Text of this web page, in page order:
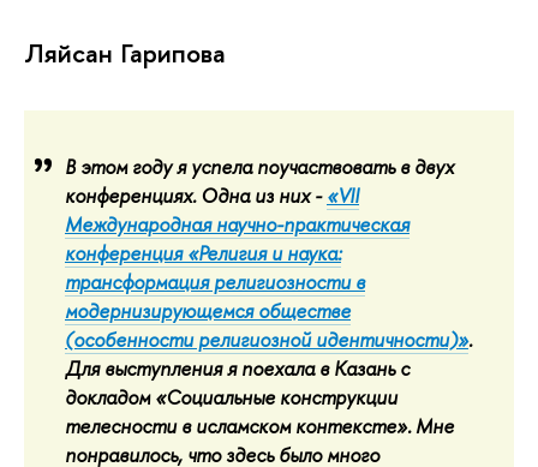
Ляйсан Гарипова
В этом году я успела поучаствовать в двух
конференциях. Одна из них -«VII
Международная научно-практическая
конференция «Религия и наука:
трансформация религиозности в
модернизирующемся обществе
(особенности религиозной идентичности)».
Для выступления я поехала в Казань с
докладом «Социальные конструкции
телесности в исламском контексте». Мне
понравилось, что здесь было много